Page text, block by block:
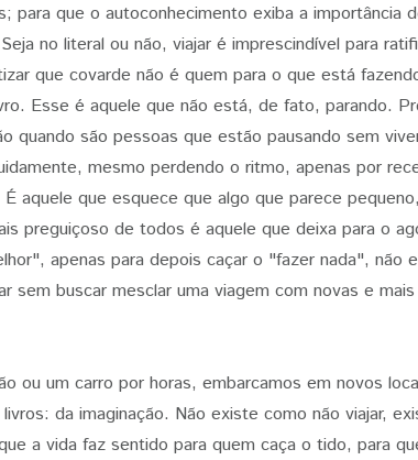
para que o autoconhecimento exiba a importância
no literal ou não, viajar é imprescindível para
que covarde não é quem para o que está
Esse é aquele que não está, de fato, parando.
quando são pessoas que estão pausando sem
mesmo perdendo o ritmo, apenas por
aquele que esquece que algo que parece
preguiçoso de todos é aquele que deixa para o
apenas para depois caçar o "fazer nada", não
sem buscar mesclar uma viagem com novas e
ou um carro por horas, embarcamos em novos
da imaginação. Não existe como não viajar,
a vida faz sentido para quem caça o tido, para